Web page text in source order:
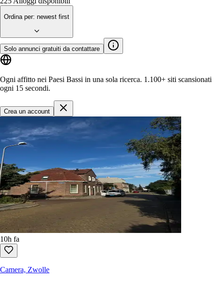
Ordina per: newest first
Solo annunci gratuiti da contattare
Ogni affitto nei Paesi Bassi in una sola ricerca. 1.100+ siti scansionati
ogni 15 secondi.
Crea un account
10h fa
Camera, Zwolle